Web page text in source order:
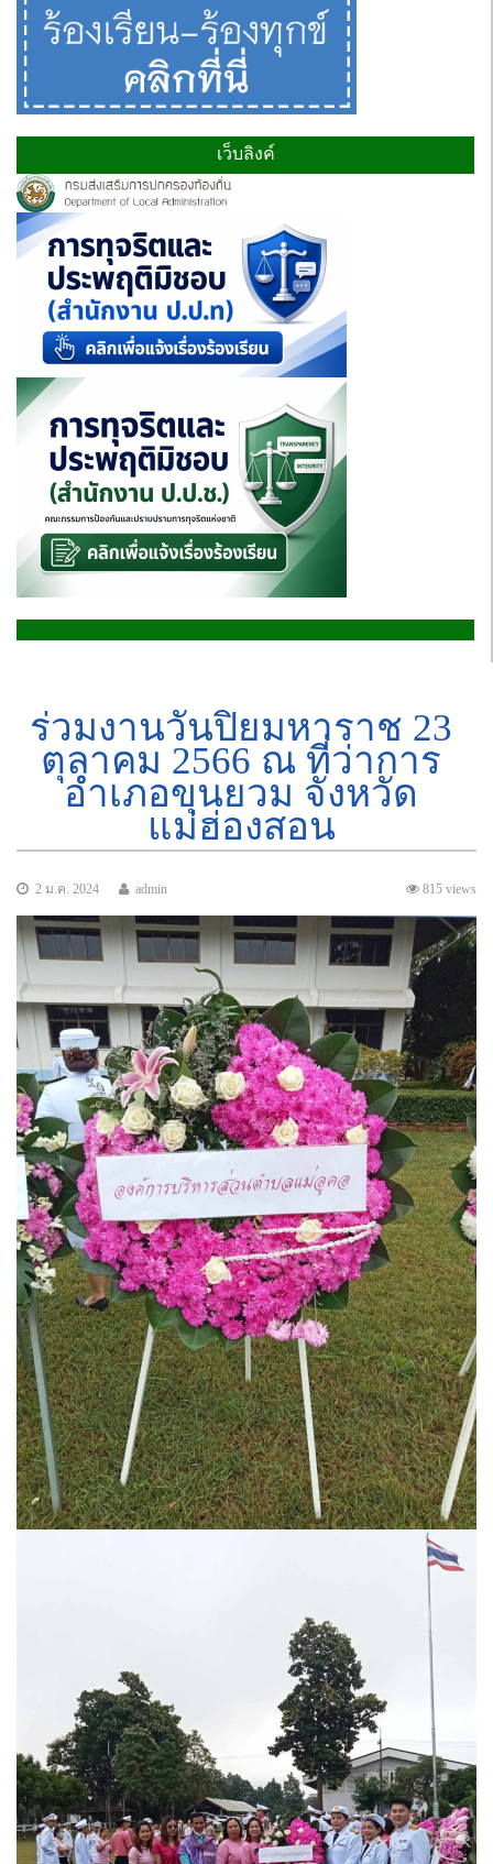
เว็บลิงค์
ร่วมงานวันปิยมหาราช 23
ตุลาคม 2566 ณ ที่ว่าการ
อำเภอขุนยวม จังหวัด
แม่ฮ่องสอน
2 ม.ค. 2024 815 views
admin